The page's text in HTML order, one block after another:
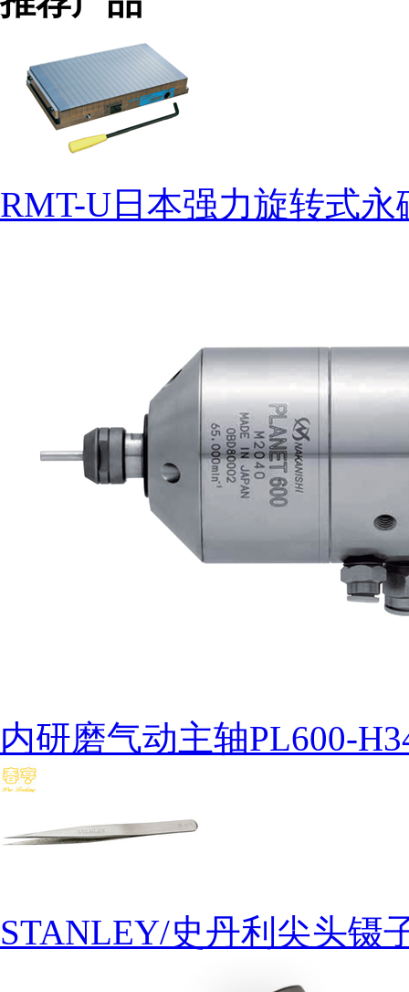
RMT-U日本强力旋转式永
内研磨气动主轴PL600-
STANLEY/史丹利尖头镊